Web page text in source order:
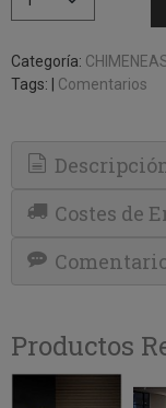
Categoría:
Tags:
Comentarios
Costes de
Productos